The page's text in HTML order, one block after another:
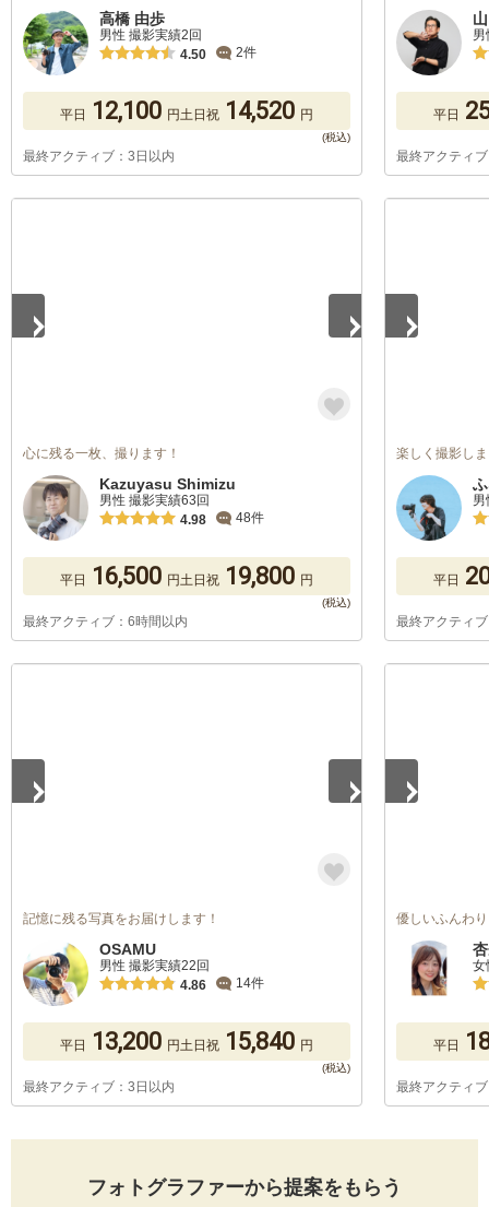
高橋 由歩
男性 撮影実績2回
4.50
2件
平日 12,100 円土日祝 14,520 円
最終アクティブ：3日以内
平日
最終アクティ
心に残る一枚、撮ります！
Kazuyasu Shimizu
男性 撮影実績63回
4.98
48件
平日 16,500 円土日祝 19,800 円
最終アクティブ：6時間以内
楽しく撮影し
平日
最終アクティ
記憶に残る写真をお届けします！
OSAMU
男性 撮影実績22回
4.86
14件
平日 13,200 円土日祝 15,840 円
最終アクティブ：3日以内
優しいふんわ
女
平日
最終アクティ
フォトグラファーから提案をもらう